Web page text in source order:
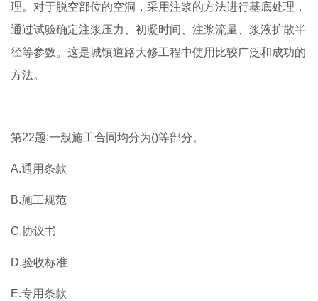
理。对于脱空部位的空洞，采用注浆的方法进行基底处理，
通过试验确定注浆压力、初凝时间、注浆流量、浆液扩散半
径等参数。这是城镇道路大修工程中使用比较广泛和成功的
方法。
第22题:一般施工合同均分为()等部分。
A.通用条款
B.施工规范
C.协议书
D.验收标准
E.专用条款